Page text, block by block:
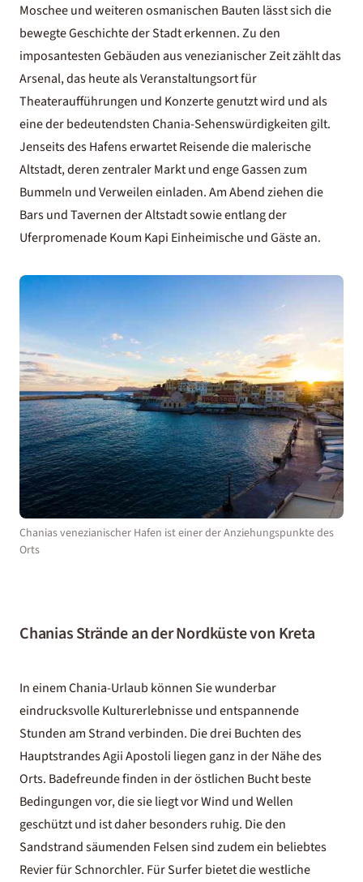
Moschee und weiteren osmanischen Bauten lässt sich die
bewegte Geschichte der Stadt erkennen. Zu den
imposantesten Gebäuden aus venezianischer Zeit zählt das
Arsenal, das heute als Veranstaltungsort für
Theateraufführungen und Konzerte genutzt wird und als
eine der bedeutendsten Chania-Sehenswürdigkeiten gilt.
Jenseits des Hafens erwartet Reisende die malerische
Altstadt, deren zentraler Markt und enge Gassen zum
Bummeln und Verweilen einladen. Am Abend ziehen die
Bars und Tavernen der Altstadt sowie entlang der
Uferpromenade Koum Kapi Einheimische und Gäste an.
Chanias venezianischer Hafen ist einer der Anziehungspunkte des
Orts
Chanias Strände an der Nordküste von Kreta
In einem Chania-Urlaub können Sie wunderbar
eindrucksvolle Kulturerlebnisse und entspannende
Stunden am Strand verbinden. Die drei Buchten des
Hauptstrandes Agii Apostoli liegen ganz in der Nähe des
Orts. Badefreunde finden in der östlichen Bucht beste
Bedingungen vor, die sie liegt vor Wind und Wellen
geschützt und ist daher besonders ruhig. Die den
Sandstrand säumenden Felsen sind zudem ein beliebtes
Revier für Schnorchler. Für Surfer bietet die westliche